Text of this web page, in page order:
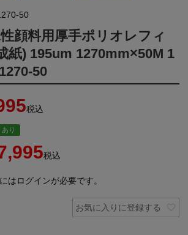
50
性顔料用厚手ポリオレフィ
紙) 195um 1270mm×50M 1
50
税込
り
税込
はログインが必要です。
お気に入りに登録する